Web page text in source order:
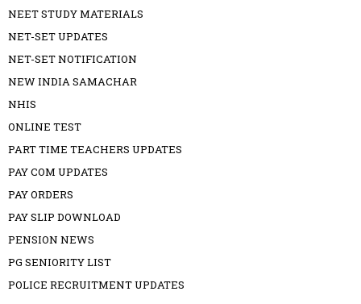
NEET STUDY MATERIALS
NET-SET UPDATES
NET-SET NOTIFICATION
NEW INDIA SAMACHAR
NHIS
ONLINE TEST
PART TIME TEACHERS UPDATES
PAY COM UPDATES
PAY ORDERS
PAY SLIP DOWNLOAD
PENSION NEWS
PG SENIORITY LIST
POLICE RECRUITMENT UPDATES